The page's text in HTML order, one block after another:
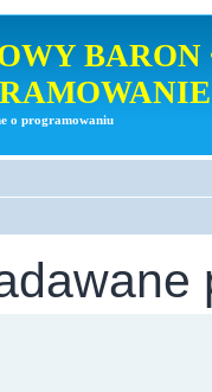
BARON
o programowaniu